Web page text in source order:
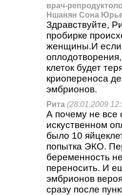
врач-
Ншанян Сона
Здравствуйте,
пробирке
женщины.И если
клеток будет
криопереноса
эмбрионов.
Рита (28.01.2009
А почему не все
искуственном
было 10
попытка ЭКО.
беременность
переносить. И
эмбрионов
сразу после